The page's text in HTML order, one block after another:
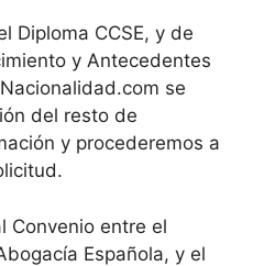
Diploma CCSE, y de
y Antecedentes
se
del resto de
y procederemos a
Convenio entre el
Española, y el